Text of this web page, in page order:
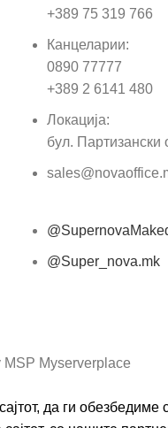
+389 75 319 766
Канцеларии:
0890 77777
+389 2 6141 480
Локација:
бул. Партизански
@Super_nova.mk
Myserverplace
да ги